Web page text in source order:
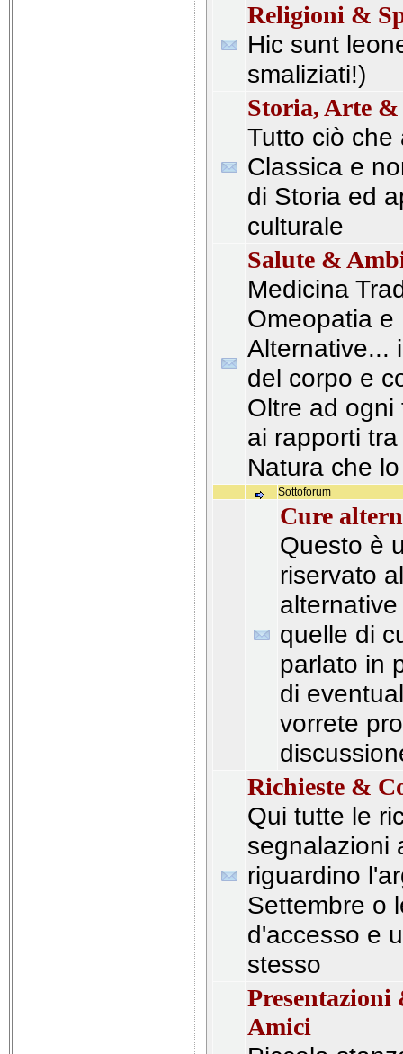
Religioni &
Hic sunt
smaliziati!)
Storia, Arte
Tutto ciò che
Classica e
di Storia ed
culturale
Salute &
Medicina
Omeopatia e
Alternative...
del corpo e
Oltre ad
ai rapporti
Natura che
Sottoforum
Cure
Questo è
riservato
quelle di
parlato in
di
vorrete
Richieste &
Qui tutte le
segnalazioni
riguardino
Settembre o
d'accesso e
stesso
Amici